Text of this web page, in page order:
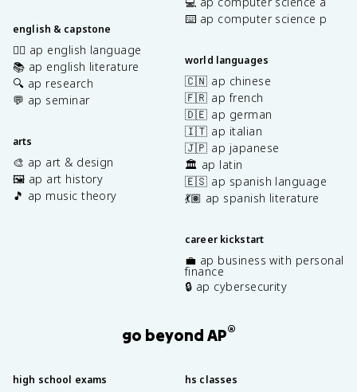
english & capstone
✍🏽 ap english language
📚 ap english literature
🔍 ap research
💬 ap seminar
arts
🎨 ap art & design
🖼️ ap art history
🎵 ap music theory
⌨️ ap computer science p
world languages
🇨🇳 ap chinese
🇫🇷 ap french
🇩🇪 ap german
🇮🇹 ap italian
🇯🇵 ap japanese
🏛️ ap latin
🇪🇸 ap spanish language
💃🏽 ap spanish literature
career kickstart
💼 ap business with personal
finance
🔒 ap cybersecurity
go beyond AP®
high school exams hs classes